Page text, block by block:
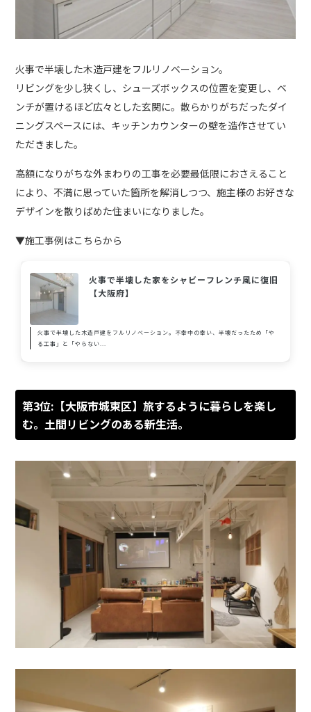
火事で半壊した木造戸建をフルリノベーション。
リビングを少し狭くし、シューズボックスの位置を変更し、ベ
ンチが置けるほど広々とした玄関に。散らかりがちだったダイ
ニングスペースには、キッチンカウンターの壁を造作させてい
ただきました。
高額になりがちな外まわりの工事を必要最低限におさえること
により、不満に思っていた箇所を解消しつつ、施主様のお好きな
デザインを散りばめた住まいになりました。
▼施工事例はこちらから
火事で半壊した家をシャビーフレンチ風に復旧
【大阪府】
火事で半壊した木造戸建をフルリノベーション。不幸中の幸い、半壊だったため「や
る工事」と「やらない...
第3位:【大阪市城東区】旅するように暮らしを楽し
む。土間リビングのある新生活。